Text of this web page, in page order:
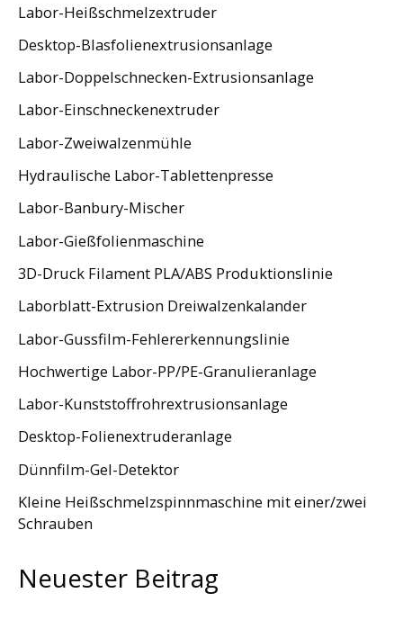
Labor-Heißschmelzextruder
Desktop-Blasfolienextrusionsanlage
Labor-Doppelschnecken-Extrusionsanlage
Labor-Einschneckenextruder
Labor-Zweiwalzenmühle
Hydraulische Labor-Tablettenpresse
Labor-Banbury-Mischer
Labor-Gießfolienmaschine
3D-Druck Filament PLA/ABS Produktionslinie
Laborblatt-Extrusion Dreiwalzenkalander
Labor-Gussfilm-Fehlererkennungslinie
Hochwertige Labor-PP/PE-Granulieranlage
Labor-Kunststoffrohrextrusionsanlage
Desktop-Folienextruderanlage
Dünnfilm-Gel-Detektor
Kleine Heißschmelzspinnmaschine mit einer/zwei
Schrauben
Neuester Beitrag